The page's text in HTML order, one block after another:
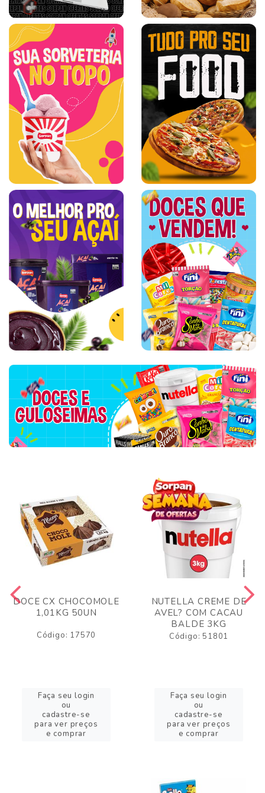
DOCE CX CHOCOMOLE
1,01KG 50UN
Código: 17570
Faça seu login
ou
cadastre-se
para ver preços
e comprar
NUTELLA CREME DE
AVEL? COM CACAU
BALDE 3KG
Código: 51801
Faça seu login
ou
cadastre-se
para ver preços
e comprar